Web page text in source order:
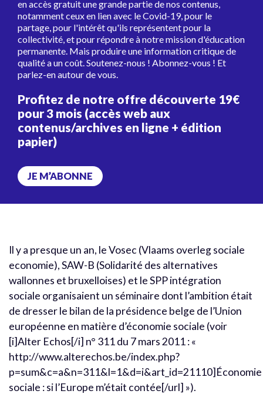
Il y a presque un an, le Vosec (Vlaams overleg sociale
economie), SAW-B (Solidarité des alternatives
wallonnes et bruxelloises) et le SPP intégration
sociale organisaient un séminaire dont l’ambition était
de dresser le bilan de la présidence belge de l’Union
européenne en matière d’économie sociale (voir
[i]Alter Echos[/i] n° 311 du 7 mars 2011 : «
http://www.alterechos.be/index.php?
p=sum&c=a&n=311&l=1&d=i&art_id=21110]Économie
sociale : si l’Europe m’était contée[/url] »).
en accès gratuit une grande partie de nos contenus,
notamment ceux en lien avec le Covid-19, pour le
partage, pour l'intérêt qu'ils représentent pour la
collectivité, et pour répondre à notre mission d'éducation
permanente. Mais produire une information critique de
qualité a un coût. Soutenez-nous ! Abonnez-vous ! Et
parlez-en autour de vous.
Profitez de notre offre découverte 19€
pour 3 mois (accès web aux
contenus/archives en ligne + édition
papier)
JE M’ABONNE